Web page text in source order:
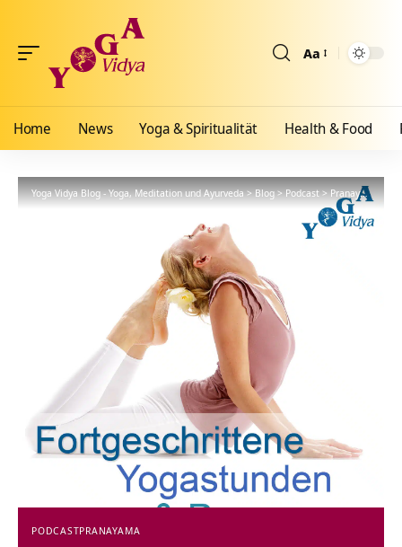
Aa
Home News Yoga & Spiritualität Health & Food
Yoga Vidya Blog - Yoga, Meditation und Ayurveda>Blog>Podcast>Pranayama >
PODCASTPRANAYAMA